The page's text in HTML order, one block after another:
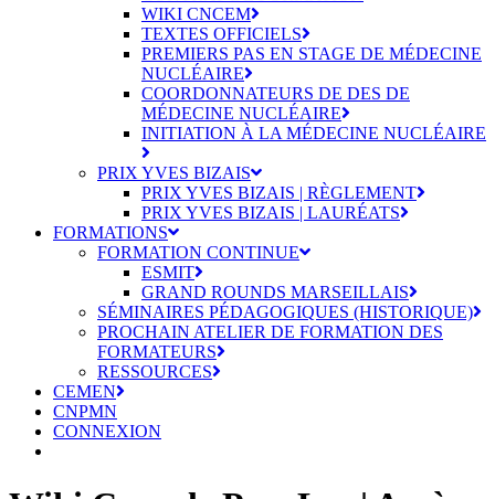
WIKI CNCEM
TEXTES OFFICIELS
PREMIERS PAS EN STAGE DE MÉDECINE
NUCLÉAIRE
COORDONNATEURS DE DES DE
MÉDECINE NUCLÉAIRE
INITIATION À LA MÉDECINE NUCLÉAIRE
PRIX YVES BIZAIS
PRIX YVES BIZAIS | RÈGLEMENT
PRIX YVES BIZAIS | LAURÉATS
FORMATIONS
FORMATION CONTINUE
ESMIT
GRAND ROUNDS MARSEILLAIS
SÉMINAIRES PÉDAGOGIQUES (HISTORIQUE)
PROCHAIN ATELIER DE FORMATION DES
FORMATEURS
RESSOURCES
CEMEN
CNPMN
CONNEXION